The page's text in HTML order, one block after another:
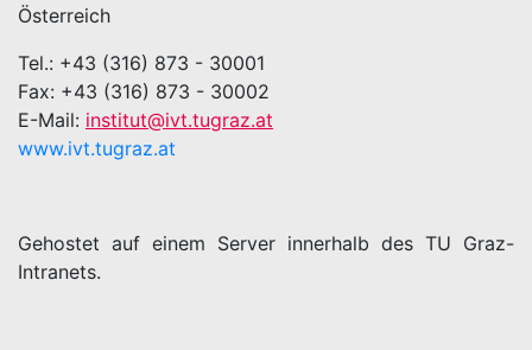
Österreich
Tel.: +43 (316) 873 - 30001
Fax: +43 (316) 873 - 30002
E-Mail: institut@ivt.tugraz.at
www.ivt.tugraz.at
Gehostet auf einem Server innerhalb des TU Graz-
Intranets.